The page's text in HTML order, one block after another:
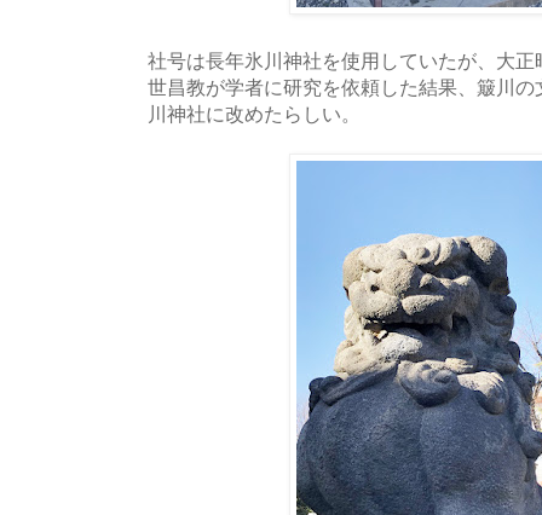
社号は長年氷川神社を使用していたが、大
世昌教が学者に研究を依頼した結果、簸川
川神社に改めたらしい。